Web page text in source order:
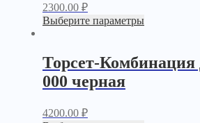
2300.00 ₽
Выберите параметры
Торсет-Комбинация
000 черная
4200.00 ₽